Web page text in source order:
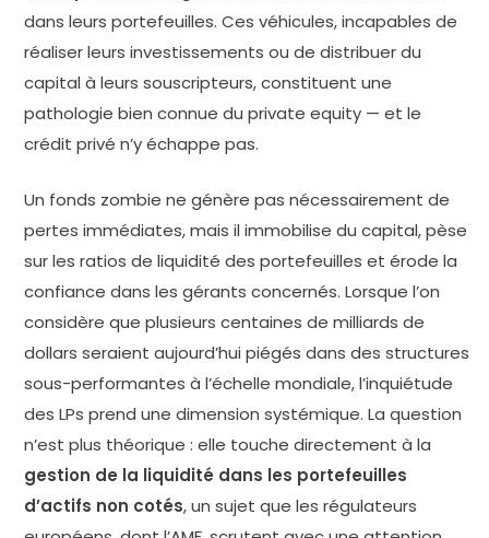
dans leurs portefeuilles. Ces véhicules, incapables de
réaliser leurs investissements ou de distribuer du
capital à leurs souscripteurs, constituent une
pathologie bien connue du private equity — et le
crédit privé n’y échappe pas.
Un fonds zombie ne génère pas nécessairement de
pertes immédiates, mais il immobilise du capital, pèse
sur les ratios de liquidité des portefeuilles et érode la
confiance dans les gérants concernés. Lorsque l’on
considère que plusieurs centaines de milliards de
dollars seraient aujourd’hui piégés dans des structures
sous-performantes à l’échelle mondiale, l’inquiétude
des LPs prend une dimension systémique. La question
n’est plus théorique : elle touche directement à la
gestion de la liquidité dans les portefeuilles
d’actifs non cotés, un sujet que les régulateurs